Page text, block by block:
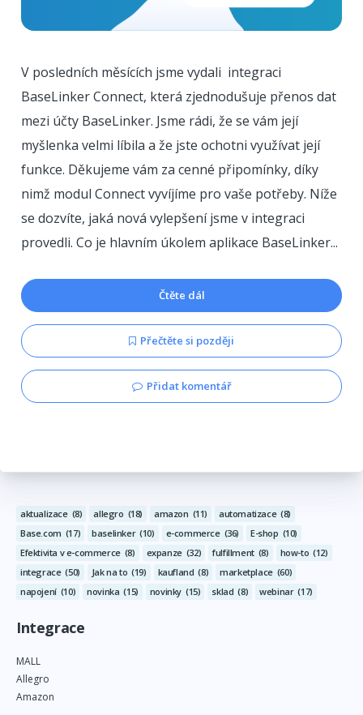
V posledních měsících jsme vydali integraci
BaseLinker Connect, která zjednodušuje přenos dat
mezi účty BaseLinker. Jsme rádi, že se vám její
myšlenka velmi líbila a že jste ochotni využívat její
funkce. Děkujeme vám za cenné připomínky, díky
nimž modul Connect vyvíjíme pro vaše potřeby. Níže
se dozvíte, jaká nová vylepšení jsme v integraci
provedli. Co je hlavním úkolem aplikace BaseLinker...
Čtěte dál
Přečtěte si později
Přidat komentář
aktualizace (8) allegro (18) amazon (11) automatizace (8)
Base.com (17) baselinker (10) e-commerce (36) E-shop (10)
Efektivita v e-commerce (8) expanze (32) fulfillment (8) how-to (12)
integrace (50) Jak na to (19) kaufland (8) marketplace (60)
napojení (10) novinka (15) novinky (15) sklad (8) webinar (17)
Integrace
MALL
Allegro
Amazon